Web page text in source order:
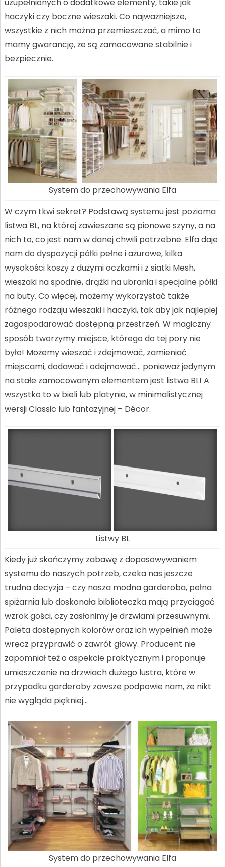
haczyki czy boczne wieszaki. Co najważniejsze,
wszystkie z nich można przemieszczać, a mimo to
mamy gwarancję, że są zamocowane stabilnie i
bezpiecznie.
System do przechowywania Elfa
W czym tkwi sekret? Podstawą systemu jest pozioma
listwa BL, na której zawieszane są pionowe szyny, a na
nich to, co jest nam w danej chwili potrzebne. Elfa daje
nam do dyspozycji półki pełne i ażurowe, kilka
wysokości koszy z dużymi oczkami i z siatki Mesh,
wieszaki na spodnie, drążki na ubrania i specjalne półki
na buty. Co więcej, możemy wykorzystać także
różnego rodzaju wieszaki i haczyki, tak aby jak najlepiej
zagospodarować dostępną przestrzeń. W magiczny
sposób tworzymy miejsce, którego do tej pory nie
było! Możemy wieszać i zdejmować, zamieniać
miejscami, dodawać i odejmować… ponieważ jedynym
na stałe zamocowanym elementem jest listwa BL! A
wszystko to w bieli lub platynie, w minimalistycznej
wersji Classic lub fantazyjnej – Décor.
Listwy BL
Kiedy już skończymy zabawę z dopasowywaniem
systemu do naszych potrzeb, czeka nas jeszcze
trudna decyzja – czy nasza modna garderoba, pełna
spiżarnia lub doskonała biblioteczka mają przyciągać
wzrok gości, czy zasłonimy je drzwiami przesuwnymi.
Paleta dostępnych kolorów oraz ich wypełnień może
wręcz przyprawić o zawrót głowy. Producent nie
zapomniał też o aspekcie praktycznym i proponuje
umieszczenie na drzwiach dużego lustra, które w
przypadku garderoby zawsze podpowie nam, że nikt
nie wygląda piękniej…
System do przechowywania Elfa